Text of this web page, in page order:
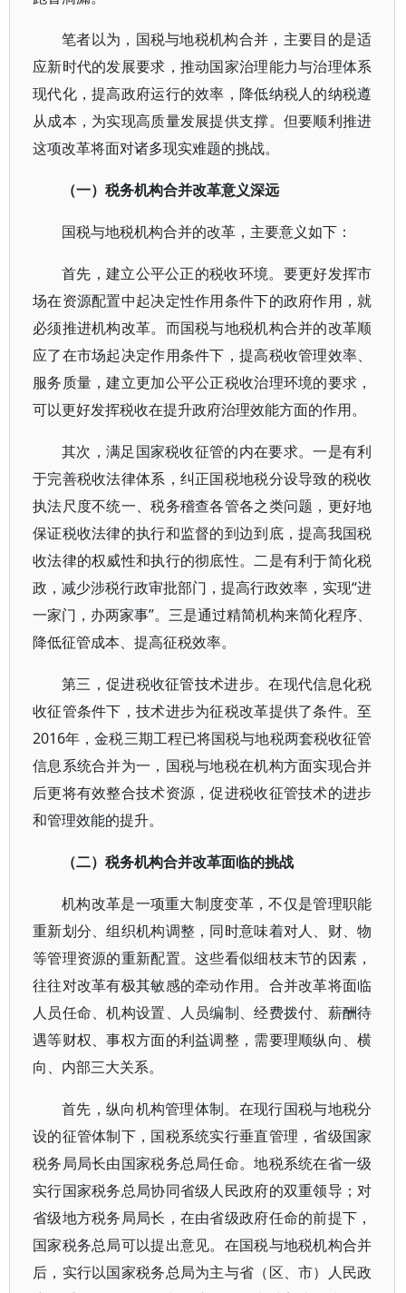
笔者以为，国税与地税机构合并，主要目的是适
应新时代的发展要求，推动国家治理能力与治理体系
现代化，提高政府运行的效率，降低纳税人的纳税遵
从成本，为实现高质量发展提供支撑。但要顺利推进
这项改革将面对诸多现实难题的挑战。
（一）税务机构合并改革意义深远
国税与地税机构合并的改革，主要意义如下：
首先，建立公平公正的税收环境。要更好发挥市
场在资源配置中起决定性作用条件下的政府作用，就
必须推进机构改革。而国税与地税机构合并的改革顺
应了在市场起决定作用条件下，提高税收管理效率、
服务质量，建立更加公平公正税收治理环境的要求，
可以更好发挥税收在提升政府治理效能方面的作用。
其次，满足国家税收征管的内在要求。一是有利
于完善税收法律体系，纠正国税地税分设导致的税收
执法尺度不统一、税务稽查各管各之类问题，更好地
保证税收法律的执行和监督的到边到底，提高我国税
收法律的权威性和执行的彻底性。二是有利于简化税
政，减少涉税行政审批部门，提高行政效率，实现“进
一家门，办两家事”。三是通过精简机构来简化程序、
降低征管成本、提高征税效率。
第三，促进税收征管技术进步。在现代信息化税
收征管条件下，技术进步为征税改革提供了条件。至
2016年，金税三期工程已将国税与地税两套税收征管
信息系统合并为一，国税与地税在机构方面实现合并
后更将有效整合技术资源，促进税收征管技术的进步
和管理效能的提升。
（二）税务机构合并改革面临的挑战
机构改革是一项重大制度变革，不仅是管理职能
重新划分、组织机构调整，同时意味着对人、财、物
等管理资源的重新配置。这些看似细枝末节的因素，
往往对改革有极其敏感的牵动作用。合并改革将面临
人员任命、机构设置、人员编制、经费拨付、薪酬待
遇等财权、事权方面的利益调整，需要理顺纵向、横
向、内部三大关系。
首先，纵向机构管理体制。在现行国税与地税分
设的征管体制下，国税系统实行垂直管理，省级国家
税务局局长由国家税务总局任命。地税系统在省一级
实行国家税务总局协同省级人民政府的双重领导；对
省级地方税务局局长，在由省级政府任命的前提下，
国家税务总局可以提出意见。在国税与地税机构合并
后，实行以国家税务总局为主与省（区、市）人民政